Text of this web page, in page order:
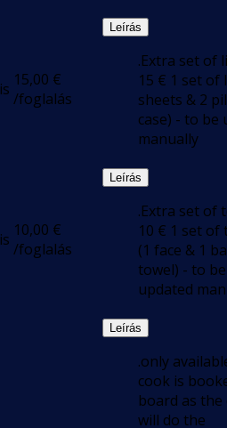
15,00 €
/foglalás
Leírás
.Extra set of
15 € 1 set of
sheets & 2
case) - to be
manually
10,00 €
/foglalás
Leírás
.Extra set of
10 € 1 set of
(1 face & 1
towel) - to be
updated
Leírás
.only
cook is
board as the
will do the